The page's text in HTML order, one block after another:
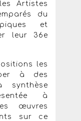
Artistes
du
et
leur 36e
les
à des
synthèse
à
œuvres
sur ce